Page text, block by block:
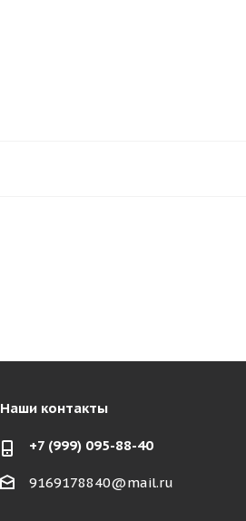
Наши контакты
+7 (999) 095-88-40
9169178840@mail.ru